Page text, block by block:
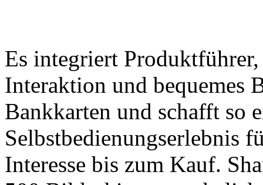
Es integriert
Interaktion und bequemes
Bankkarten und schafft so
Selbstbedienungserlebnis
Interesse bis zum Kauf.